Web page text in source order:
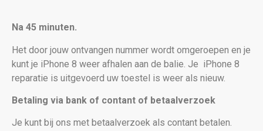
Na 45 minuten.
Het door jouw ontvangen nummer wordt omgeroepen en je
kunt je iPhone 8 weer afhalen aan de balie. Je iPhone 8
reparatie is uitgevoerd uw toestel is weer als nieuw.
Betaling via bank of contant of betaalverzoek
Je kunt bij ons met betaalverzoek als contant betalen.